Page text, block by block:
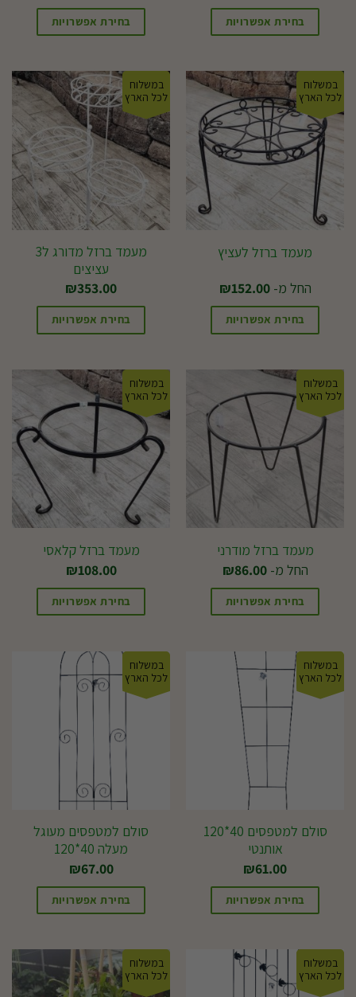
בחירת אפשרויות בחירת אפשרויות
במשלוח
לכל הארץ
מעמד ברזל לעציץ
החל מ-
₪152.00
בחירת אפשרויות
זה
יש
מספר
סוגים.
ניתן
האפשרויות
בעמוד
המוצר
במשלוח
לכל הארץ
מעמד ברזל מדורג ל3
עציצים
₪353.00
בחירת אפשרויות
זה
יש
מספר
סוגים.
ניתן
לבחור
האפשרויות
בעמוד
המוצר
במשלוח
לכל הארץ
מעמד ברזל מודרני
החל מ-
₪86.00
בחירת אפשרויות
זה
יש
מספר
סוגים.
לבחור
את
האפשרויות
בעמוד
המוצר
במשלוח
לכל הארץ
מעמד ברזל קלאסי
₪108.00
בחירת אפשרויות
זה
יש
מספר
סוגים.
ניתן
לבחור
את
האפשרויות
בעמוד
המוצר
במשלוח
לכל הארץ
סולם למטפסים 40*120
אותנטי
₪61.00
בחירת אפשרויות
במשלוח
לכל הארץ
סולם למטפסים מעוגל
מעלה 40*120
₪67.00
בחירת אפשרויות
במשלוח
לכל הארץ
במשלוח
לכל הארץ